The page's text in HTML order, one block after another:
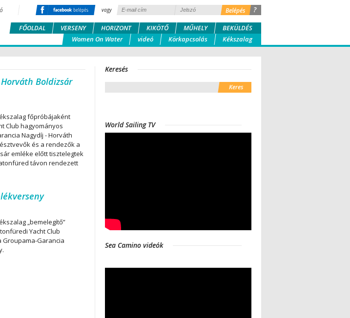
?
vagy
FŐOLDAL VERSENY HORIZONT KIKÖTŐ MŰHELY
BEKÜLDÉS
Women On Water
videó Körkapcsolás Kékszalag
Boldizsár
főpróbájaként
Club hagyományos
Nagydíj - Horváth
és a rendezők a
emléke előtt tisztelegtek
távon rendezett
„bemelegítő”
Yacht Club
Garancia
Keresés
World Sailing TV
Sea Camino videók